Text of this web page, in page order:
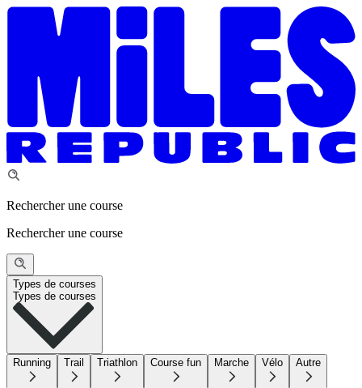
Rechercher une course
Rechercher une course
Types de courses
Types de courses
Running Trail Triathlon Course fun Marche Vélo Autre